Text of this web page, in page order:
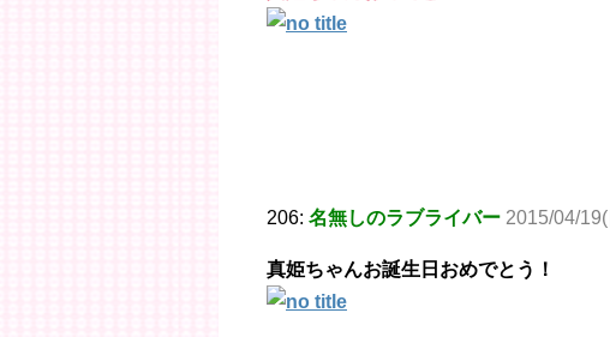
206: 名無しのラブライバー 2015/04/
真姫ちゃんお誕生日おめでとう！